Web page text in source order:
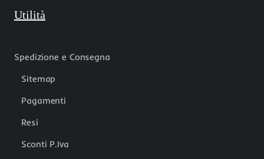
Utilità
Spedizione e Consegna
Sitemap
Pagamenti
Resi
Sconti P.Iva